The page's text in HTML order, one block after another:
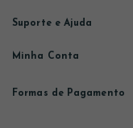
Suporte e Ajuda
Minha Conta
Formas de Pagamento